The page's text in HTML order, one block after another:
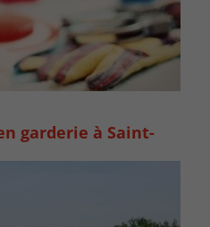
garderie à Saint-